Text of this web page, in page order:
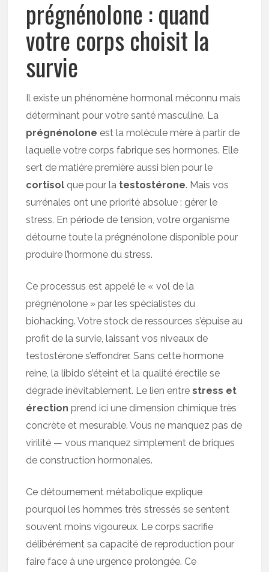
prégnénolone : quand
votre corps choisit la
survie
Il existe un phénomène hormonal méconnu mais
déterminant pour votre santé masculine. La
prégnénolone est la molécule mère à partir de
laquelle votre corps fabrique ses hormones. Elle
sert de matière première aussi bien pour le
cortisol que pour la testostérone. Mais vos
surrénales ont une priorité absolue : gérer le
stress. En période de tension, votre organisme
détourne toute la prégnénolone disponible pour
produire l’hormone du stress.
Ce processus est appelé le « vol de la
prégnénolone » par les spécialistes du
biohacking. Votre stock de ressources s’épuise au
profit de la survie, laissant vos niveaux de
testostérone s’effondrer. Sans cette hormone
reine, la libido s’éteint et la qualité érectile se
dégrade inévitablement. Le lien entrestress et
érection prend ici une dimension chimique très
concrète et mesurable. Vous ne manquez pas de
virilité — vous manquez simplement de briques
de construction hormonales.
Ce détournement métabolique explique
pourquoi les hommes très stressés se sentent
souvent moins vigoureux. Le corps sacrifie
délibérément sa capacité de reproduction pour
faire face à une urgence prolongée. Ce